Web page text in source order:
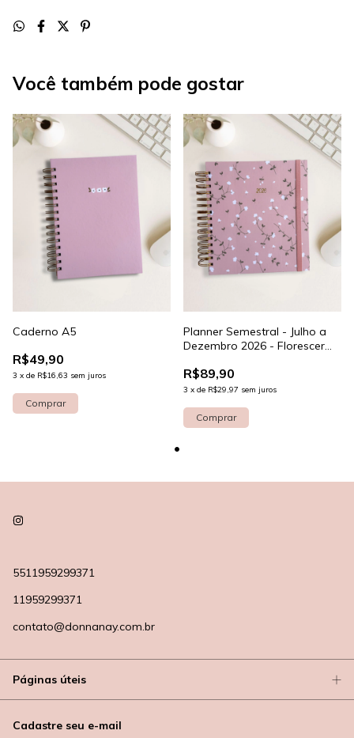
Você também pode gostar
Caderno A5
R$49,90
3 x de R$16,63 sem juros
Comprar
Planner Semestral - Julho a
Dezembro 2026 - Florescer
R$89,90
3 x de R$29,97 sem juros
Comprar
5511959299371
11959299371
contato@donnanay.com.br
Páginas úteis
Cadastre seu e-mail